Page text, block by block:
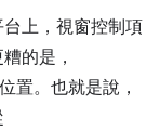
上，視窗控制項
的是，
置。也就是說，